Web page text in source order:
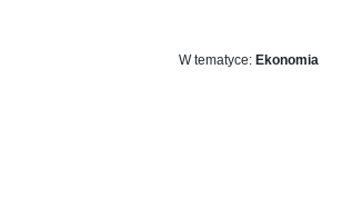
W tematyce: Ekonomia